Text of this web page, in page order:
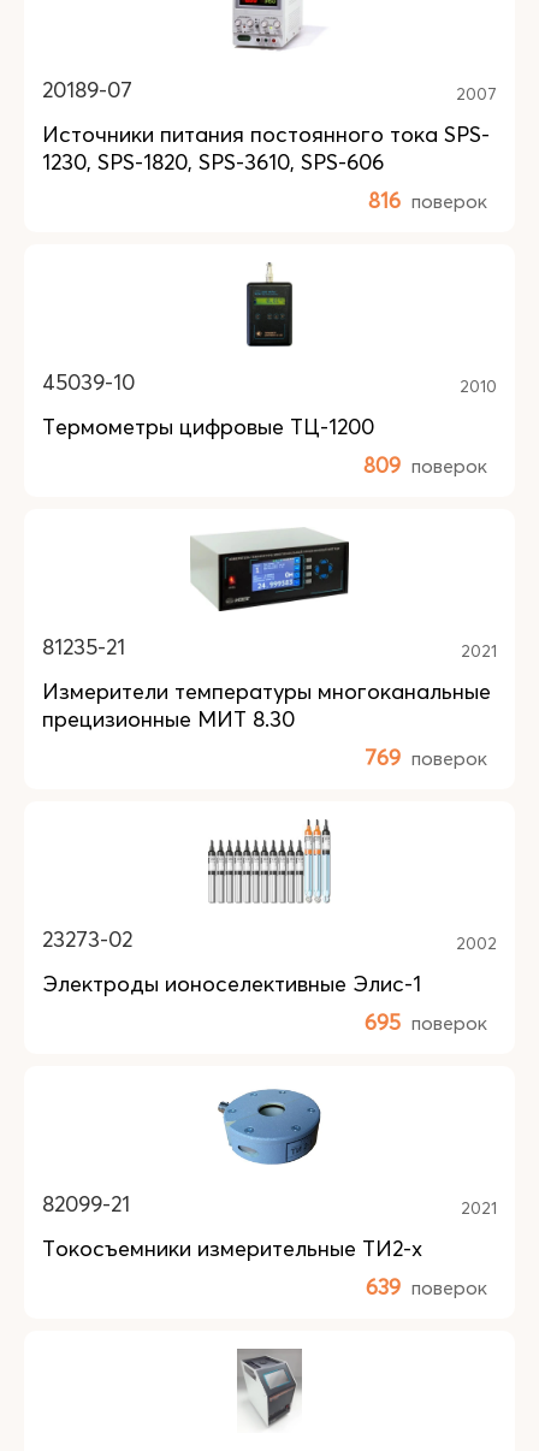
20189-07 2007
Источники питания постоянного тока SPS-
1230, SPS-1820, SPS-3610, SPS-606
816 поверок
45039-10 2010
Термометры цифровые ТЦ-1200
809 поверок
81235-21 2021
Измерители температуры многоканальные
прецизионные МИТ 8.30
769 поверок
23273-02 2002
Электроды ионоселективные Элис-1
695 поверок
82099-21 2021
Токосъемники измерительные ТИ2-х
639 поверок